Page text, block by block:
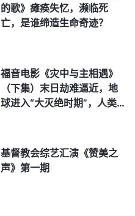
的歌》瘫痪失忆，濒临死
亡，是谁缔造生命奇迹？
福音电影《灾中与主相遇》
（下集）末日劫难逼近，地
球进入“大灭绝时期”，人类
基督教会综艺汇演《赞美之
声》第一期